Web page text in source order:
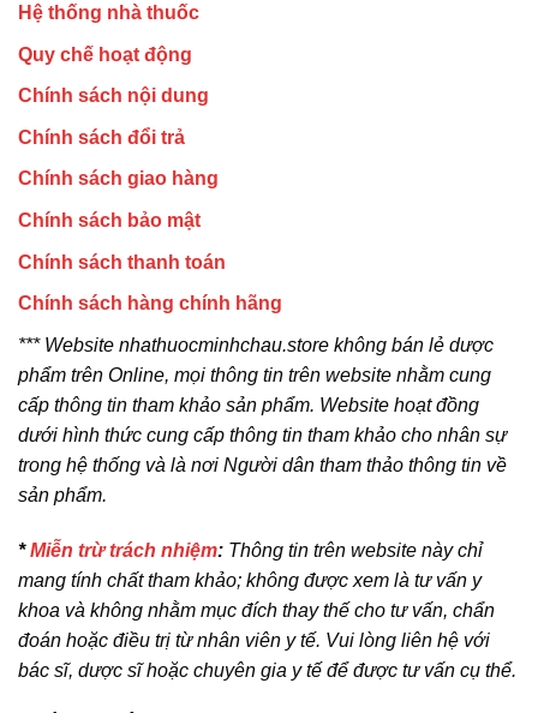
Hệ thống nhà thuốc
Quy chế hoạt động
Chính sách nội dung
Chính sách đổi trả
Chính sách giao hàng
Chính sách bảo mật
Chính sách thanh toán
Chính sách hàng chính hãng
*** Website nhathuocminhchau.store không bán lẻ dược
phẩm trên Online, mọi thông tin trên website nhằm cung
cấp thông tin tham khảo sản phẩm. Website hoạt đồng
dưới hình thức cung cấp thông tin tham khảo cho nhân sự
trong hệ thống và là nơi Người dân tham thảo thông tin về
sản phẩm.
*Miễn trừ trách nhiệm: Thông tin trên website này chỉ
mang tính chất tham khảo; không được xem là tư vấn y
khoa và không nhằm mục đích thay thế cho tư vấn, chẩn
đoán hoặc điều trị từ nhân viên y tế. Vui lòng liên hệ với
bác sĩ, dược sĩ hoặc chuyên gia y tế để được tư vấn cụ thể.